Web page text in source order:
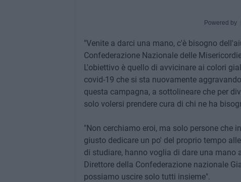
Powered by
"Venite a darci una mano, c'è bisogno
Confederazione Nazionale delle
L'obiettivo è quello di avvicinare ai colori
covid-19 che si sta nuovamente
questa campagna, a sottolineare che per
solo volersi prendere cura di chi ne ha
"Non cerchiamo eroi, ma solo persone che
giusto dedicare un po' del proprio tempo
di studiare, hanno voglia di dare una
Direttore della Confederazione nazionale
possiamo uscire solo tutti insieme".